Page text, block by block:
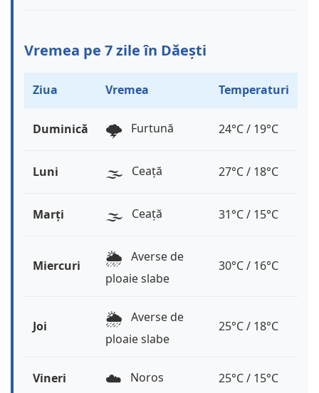
Vremea pe 7 zile în Dăești
Ziua Vremea Temperaturi
Duminică 🌩️ Furtună 24°C / 19°C
Luni 🌫️ Ceață 27°C / 18°C
Marți 🌫️ Ceață 31°C / 15°C
Miercuri 🌦️ Averse de
ploaie slabe
30°C / 16°C
Joi 🌦️ Averse de
ploaie slabe
25°C / 18°C
Vineri ☁️ Noros 25°C / 15°C